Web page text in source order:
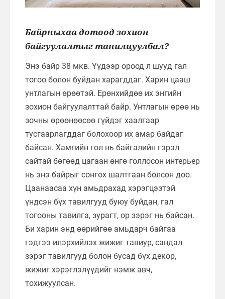
Байрныхаа дотоод зохион
байгуулалтыг танилцуулбал?
Энэ байр 38 мкв. Үүдээр ороод л шууд гал
тогоо болон буйдан харагддаг. Харин цааш
унтлагын өрөөтэй. Ерөнхийдөө их энгийн
зохион байгуулалттай байр. Унтлагын өрөө нь
зочны өрөөнөөсөө гүйдэг хаалгаар
тусгаарлагддаг болохоор их амар байдаг
байсан. Хамгийн гол нь байгалийн гэрэл
сайтай бөгөөд цагаан өнгө голлосон интерьер
нь энэ байрыг сонгох шалтгаан болсон доо.
Цаанаасаа хүн амьдрахад хэрэгцээтэй
үндсэн бүх тавилгууд буюу буйдан, гал
тогооны тавилга, зурагт, ор зэрэг нь байсан.
Би харин энд өөрийгөө амьдарч байгаа
гэдгээ илэрхийлэх жижиг тавиур, сандал
зэрэг тавилгууд болон бусад бүх декор,
жижиг хэрэглэлүүдийг нэмж авч,
тохижуулсан.